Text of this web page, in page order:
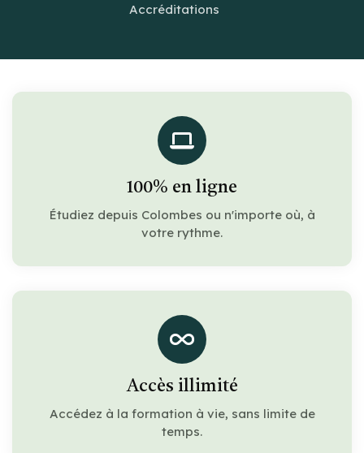
Accréditations
100% en ligne
Étudiez depuis Colombes ou n'importe où, à
votre rythme.
Accès illimité
Accédez à la formation à vie, sans limite de
temps.